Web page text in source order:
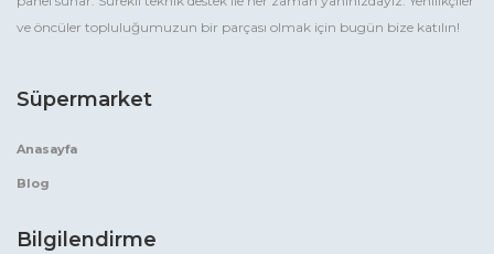
ve öncüler topluluğumuzun bir parçası olmak için bugün bize katılın!
Süpermarket
Anasayfa
Blog
Bilgilendirme